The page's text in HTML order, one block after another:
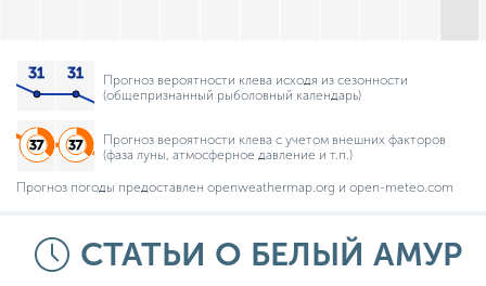
Прогноз вероятности клева исходя из сезонности
(общепризнанный рыболовный календарь)
Прогноз вероятности клева с учетом внешних факторов
(фаза луны, атмосферное давление и т.п.)
Прогноз погоды предоставлен openweathermap.org и open-meteo.com
СТАТЬИ О БЕЛЫЙ АМУР